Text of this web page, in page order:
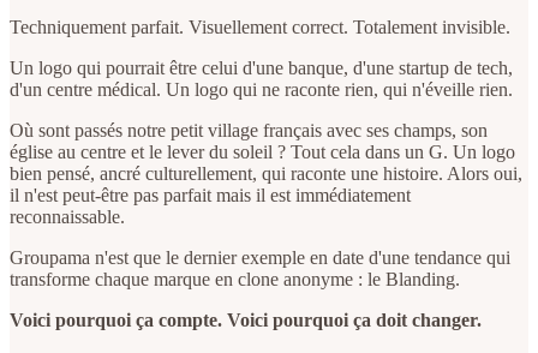
Techniquement parfait. Visuellement correct. Totalement invisible.
Un logo qui pourrait être celui d'une banque, d'une startup de tech,
d'un centre médical. Un logo qui ne raconte rien, qui n'éveille rien.
Où sont passés notre petit village français avec ses champs, son
église au centre et le lever du soleil ? Tout cela dans un G. Un logo
bien pensé, ancré culturellement, qui raconte une histoire. Alors oui,
il n'est peut-être pas parfait mais il est immédiatement
reconnaissable.
Groupama n'est que le dernier exemple en date d'une tendance qui
transforme chaque marque en clone anonyme : le Blanding.
Voici pourquoi ça compte. Voici pourquoi ça doit changer.